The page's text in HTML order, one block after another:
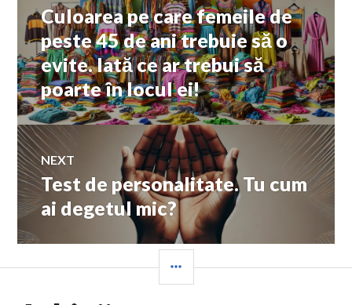
în
articole
Previous
post:
Culoarea pe care femeile de
peste 45 de ani trebuie să o
evite. Iată ce ar trebui să
poarte în locul ei!
NEXT
Next
post:
Test de personalitate. Tu cum
ai degetul mic?